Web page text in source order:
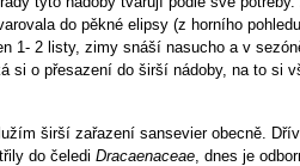
do pěkné elipsy (z horního
1- 2 listy, zimy snáší nasucho a v
si o přesazení do širší nádoby, na to si
širší zařazení sansevier obecně.
do čeledi Dracaenaceae, dnes je